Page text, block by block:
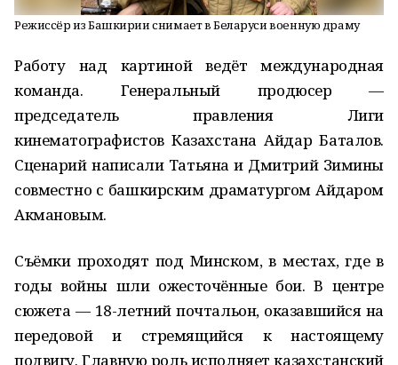
Режиссёр из Башкирии снимает в Беларуси военную драму
Работу над картиной ведёт международная
команда. Генеральный продюсер —
председатель правления Лиги
кинематографистов Казахстана Айдар Баталов.
Сценарий написали Татьяна и Дмитрий Зимины
совместно с башкирским драматургом Айдаром
Акмановым.
Съёмки проходят под Минском, в местах, где в
годы войны шли ожесточённые бои. В центре
сюжета — 18-летний почтальон, оказавшийся на
передовой и стремящийся к настоящему
подвигу. Главную роль исполняет казахстанский